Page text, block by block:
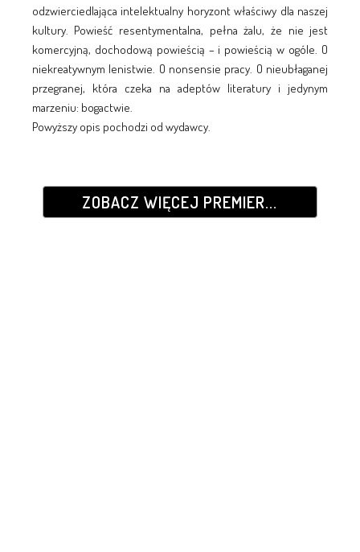
odzwierciedlająca intelektualny horyzont właściwy dla naszej
kultury. Powieść resentymentalna, pełna żalu, że nie jest
komercyjną, dochodową powieścią – i powieścią w ogóle. O
niekreatywnym lenistwie. O nonsensie pracy. O nieubłaganej
przegranej, która czeka na adeptów literatury i jedynym
marzeniu: bogactwie.
Powyższy opis pochodzi od wydawcy.
ZOBACZ WIĘCEJ PREMIER...